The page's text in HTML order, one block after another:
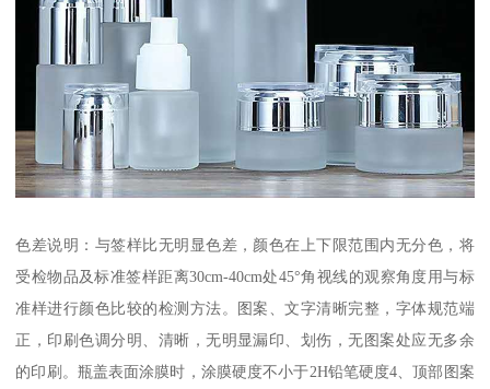
色差说明：与签样比无明显色差，颜色在上下限范围内无分色，将
受检物品及标准签样距离30cm-40cm处45°角视线的观察角度用与标
准样进行颜色比较的检测方法。图案、文字清晰完整，字体规范端
正，印刷色调分明、清晰，无明显漏印、划伤，无图案处应无多余
的印刷。瓶盖表面涂膜时，涂膜硬度不小于2H铅笔硬度4、顶部图案